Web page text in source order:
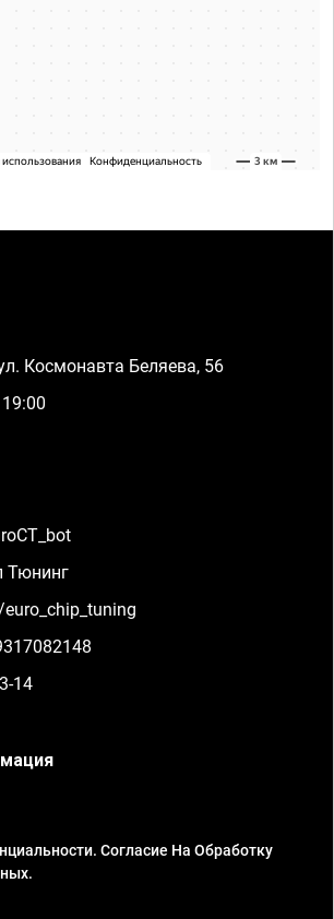
Космонавта Беляева, 56
Тюнинг
14
Согласие На Обработку